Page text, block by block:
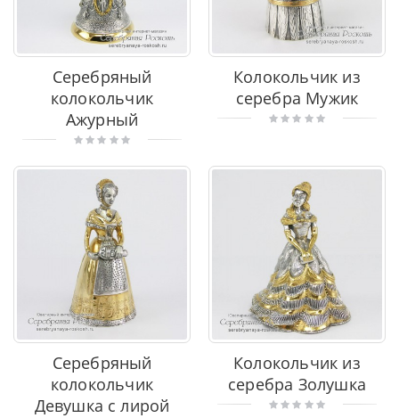
Серебряный
колокольчик
Ажурный
Колокольчик из
серебра Мужик
Серебряный
колокольчик
Девушка с лирой
Колокольчик из
серебра Золушка